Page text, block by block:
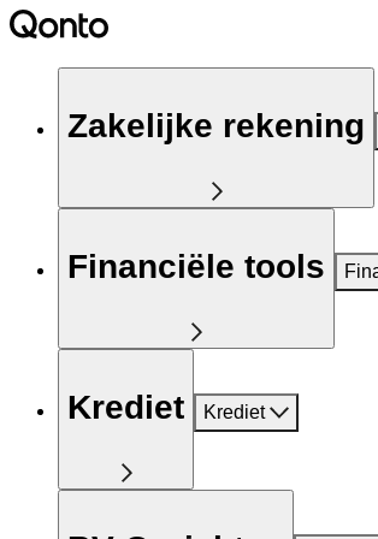
Zakelijke rekening
Financiële tools
Krediet Krediet